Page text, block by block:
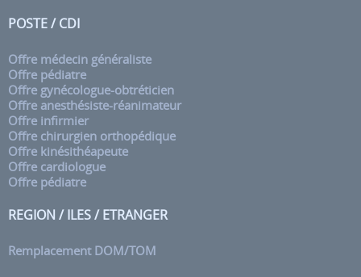
POSTE / CDI
Offre médecin généraliste
Offre pédiatre
Offre gynécologue-obtréticien
Offre anesthésiste-réanimateur
Offre infirmier
Offre chirurgien orthopédique
Offre kinésithéapeute
Offre cardiologue
Offre pédiatre
REGION / ILES / ETRANGER
Remplacement DOM/TOM